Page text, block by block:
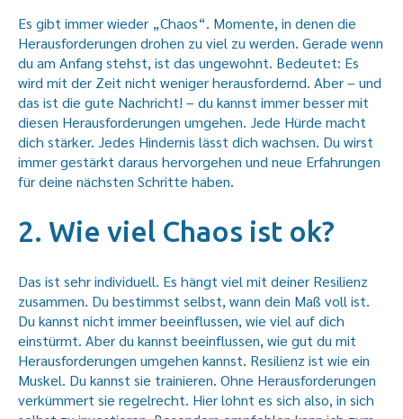
Es gibt immer wieder „Chaos“. Momente, in denen die
Herausforderungen drohen zu viel zu werden. Gerade wenn
du am Anfang stehst, ist das ungewohnt. Bedeutet: Es
wird mit der Zeit nicht weniger herausfordernd. Aber – und
das ist die gute Nachricht! – du kannst immer besser mit
diesen Herausforderungen umgehen. Jede Hürde macht
dich stärker. Jedes Hindernis lässt dich wachsen. Du wirst
immer gestärkt daraus hervorgehen und neue Erfahrungen
für deine nächsten Schritte haben.
2. Wie viel Chaos ist ok?
Das ist sehr individuell. Es hängt viel mit deiner Resilienz
zusammen. Du bestimmst selbst, wann dein Maß voll ist.
Du kannst nicht immer beeinflussen, wie viel auf dich
einstürmt. Aber du kannst beeinflussen, wie gut du mit
Herausforderungen umgehen kannst. Resilienz ist wie ein
Muskel. Du kannst sie trainieren. Ohne Herausforderungen
verkümmert sie regelrecht. Hier lohnt es sich also, in sich